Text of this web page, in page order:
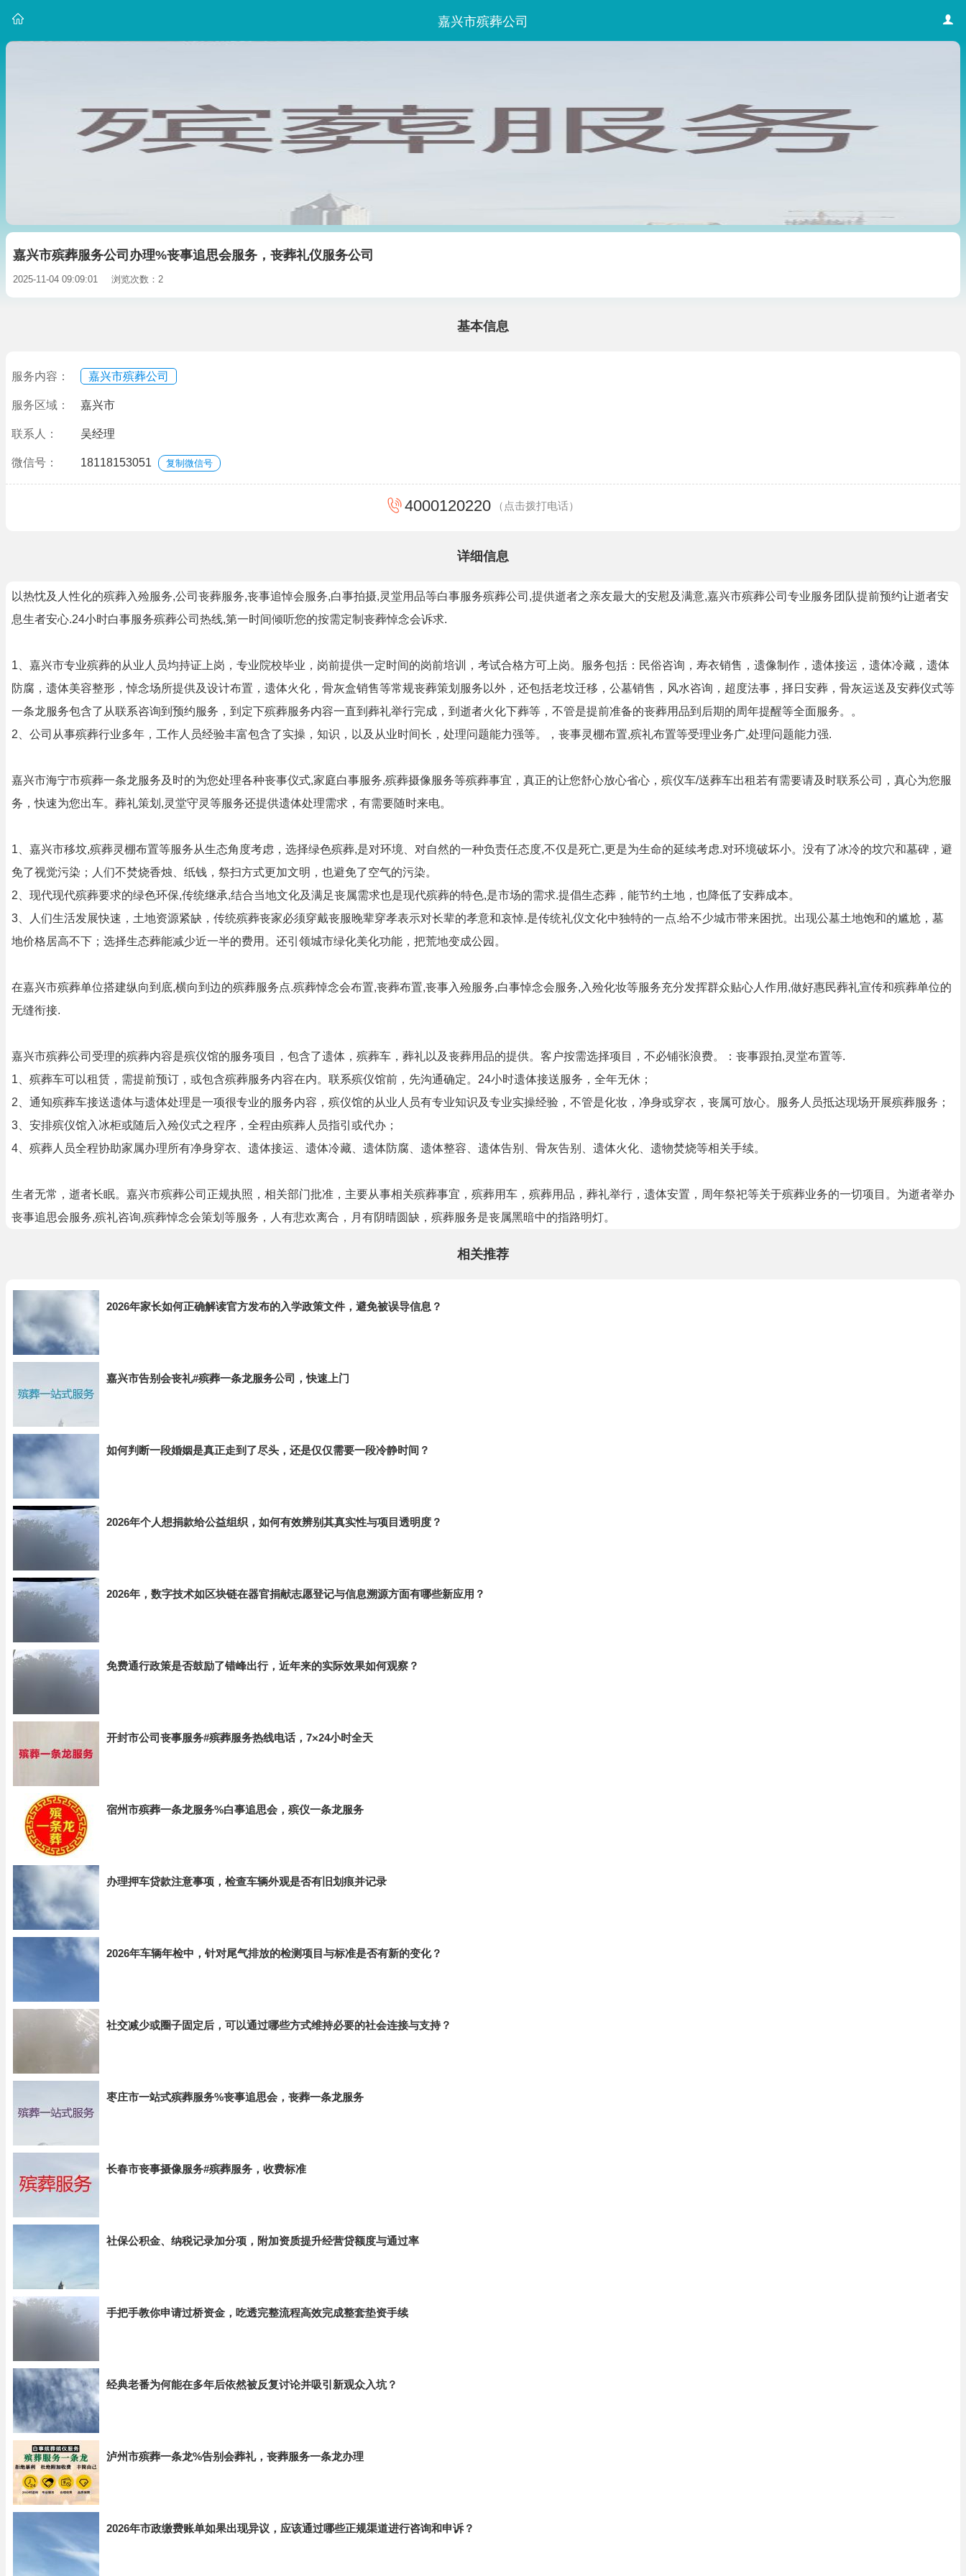
嘉兴市殡葬公司
嘉兴市殡葬服务公司办理%丧事追思会服务，丧葬礼仪服务公司
2025-11-04 09:09:01 浏览次数：2
基本信息
服务内容： 嘉兴市殡葬公司
服务区域： 嘉兴市
联系人： 吴经理
微信号： 18118153051 复制微信号
4000120220 （点击拨打电话）
详细信息
以热忱及人性化的殡葬入殓服务,公司丧葬服务,丧事追悼会服务,白事拍摄,灵堂用品等白事服务殡葬公司,提供逝者之亲友最大的安慰及满意,嘉兴市殡葬公司专业服务团队提前预约让逝者安
息生者安心.24小时白事服务殡葬公司热线,第一时间倾听您的按需定制丧葬悼念会诉求.
1、嘉兴市专业殡葬的从业人员均持证上岗，专业院校毕业，岗前提供一定时间的岗前培训，考试合格方可上岗。服务包括：民俗咨询，寿衣销售，遗像制作，遗体接运，遗体冷藏，遗体
防腐，遗体美容整形，悼念场所提供及设计布置，遗体火化，骨灰盒销售等常规丧葬策划服务以外，还包括老坟迁移，公墓销售，风水咨询，超度法事，择日安葬，骨灰运送及安葬仪式等
一条龙服务包含了从联系咨询到预约服务，到定下殡葬服务内容一直到葬礼举行完成，到逝者火化下葬等，不管是提前准备的丧葬用品到后期的周年提醒等全面服务。。
2、公司从事殡葬行业多年，工作人员经验丰富包含了实操，知识，以及从业时间长，处理问题能力强等。，丧事灵棚布置,殡礼布置等受理业务广,处理问题能力强.
嘉兴市海宁市殡葬一条龙服务及时的为您处理各种丧事仪式,家庭白事服务,殡葬摄像服务等殡葬事宜，真正的让您舒心放心省心，殡仪车/送葬车出租若有需要请及时联系公司，真心为您服
务，快速为您出车。葬礼策划,灵堂守灵等服务还提供遗体处理需求，有需要随时来电。
1、嘉兴市移坟,殡葬灵棚布置等服务从生态角度考虑，选择绿色殡葬,是对环境、对自然的一种负责任态度,不仅是死亡,更是为生命的延续考虑.对环境破坏小。没有了冰冷的坟穴和墓碑，避
免了视觉污染；人们不焚烧香烛、纸钱，祭扫方式更加文明，也避免了空气的污染。
2、现代现代殡葬要求的绿色环保,传统继承,结合当地文化及满足丧属需求也是现代殡葬的特色,是市场的需求.提倡生态葬，能节约土地，也降低了安葬成本。
3、人们生活发展快速，土地资源紧缺，传统殡葬丧家必须穿戴丧服晚辈穿孝表示对长辈的孝意和哀悼.是传统礼仪文化中独特的一点.给不少城市带来困扰。出现公墓土地饱和的尴尬，墓
地价格居高不下；选择生态葬能减少近一半的费用。还引领城市绿化美化功能，把荒地变成公园。
在嘉兴市殡葬单位搭建纵向到底,横向到边的殡葬服务点.殡葬悼念会布置,丧葬布置,丧事入殓服务,白事悼念会服务,入殓化妆等服务充分发挥群众贴心人作用,做好惠民葬礼宣传和殡葬单位的
无缝衔接.
嘉兴市殡葬公司受理的殡葬内容是殡仪馆的服务项目，包含了遗体，殡葬车，葬礼以及丧葬用品的提供。客户按需选择项目，不必铺张浪费。：丧事跟拍,灵堂布置等.
1、殡葬车可以租赁，需提前预订，或包含殡葬服务内容在内。联系殡仪馆前，先沟通确定。24小时遗体接送服务，全年无休；
2、通知殡葬车接送遗体与遗体处理是一项很专业的服务内容，殡仪馆的从业人员有专业知识及专业实操经验，不管是化妆，净身或穿衣，丧属可放心。服务人员抵达现场开展殡葬服务；
3、安排殡仪馆入冰柜或随后入殓仪式之程序，全程由殡葬人员指引或代办；
4、殡葬人员全程协助家属办理所有净身穿衣、遗体接运、遗体冷藏、遗体防腐、遗体整容、遗体告别、骨灰告别、遗体火化、遗物焚烧等相关手续。
生者无常，逝者长眠。嘉兴市殡葬公司正规执照，相关部门批准，主要从事相关殡葬事宜，殡葬用车，殡葬用品，葬礼举行，遗体安置，周年祭祀等关于殡葬业务的一切项目。为逝者举办
丧事追思会服务,殡礼咨询,殡葬悼念会策划等服务，人有悲欢离合，月有阴晴圆缺，殡葬服务是丧属黑暗中的指路明灯。
相关推荐
2026年家长如何正确解读官方发布的入学政策文件，避免被误导信息？
嘉兴市告别会丧礼#殡葬一条龙服务公司，快速上门
如何判断一段婚姻是真正走到了尽头，还是仅仅需要一段冷静时间？
2026年个人想捐款给公益组织，如何有效辨别其真实性与项目透明度？
2026年，数字技术如区块链在器官捐献志愿登记与信息溯源方面有哪些新应用？
免费通行政策是否鼓励了错峰出行，近年来的实际效果如何观察？
开封市公司丧事服务#殡葬服务热线电话，7×24小时全天
宿州市殡葬一条龙服务%白事追思会，殡仪一条龙服务
办理押车贷款注意事项，检查车辆外观是否有旧划痕并记录
2026年车辆年检中，针对尾气排放的检测项目与标准是否有新的变化？
社交减少或圈子固定后，可以通过哪些方式维持必要的社会连接与支持？
枣庄市一站式殡葬服务%丧事追思会，丧葬一条龙服务
长春市丧事摄像服务#殡葬服务，收费标准
社保公积金、纳税记录加分项，附加资质提升经营贷额度与通过率
手把手教你申请过桥资金，吃透完整流程高效完成整套垫资手续
经典老番为何能在多年后依然被反复讨论并吸引新观众入坑？
泸州市殡葬一条龙%告别会葬礼，丧葬服务一条龙办理
2026年市政缴费账单如果出现异议，应该通过哪些正规渠道进行咨询和申诉？